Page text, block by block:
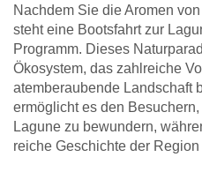
Nachdem Sie die Aromen
steht eine Bootsfahrt zur
Programm. Dieses
Ökosystem, das zahlreiche
atemberaubende Landschaft
ermöglicht es den
Lagune zu bewundern,
reiche Geschichte der